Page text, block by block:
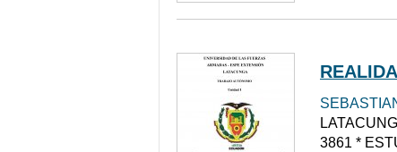
3861 *